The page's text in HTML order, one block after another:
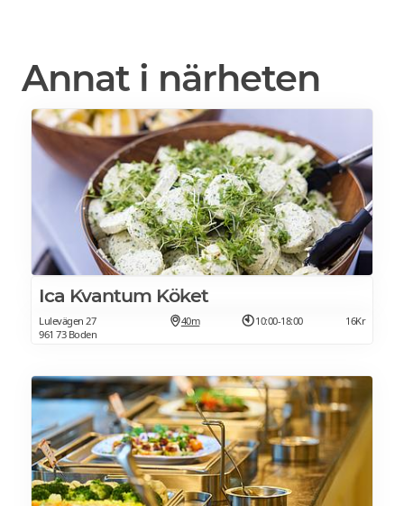
Annat i närheten
Ica Kvantum Köket
Lulevägen 27
961 73 Boden
40m 10:00-18:00 16Kr